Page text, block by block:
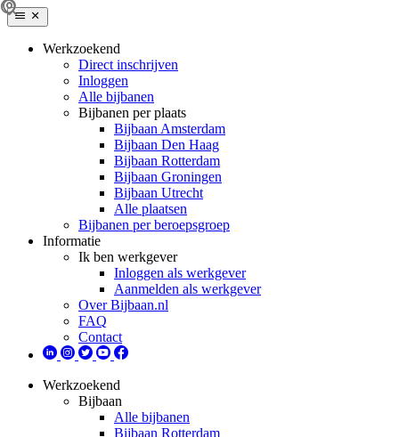
Werkzoekend
Direct inschrijven
Inloggen
Alle bijbanen
Bijbanen per plaats
Bijbaan Amsterdam
Bijbaan Den Haag
Bijbaan Rotterdam
Bijbaan Groningen
Bijbaan Utrecht
Alle plaatsen
Bijbanen per beroepsgroep
Informatie
Ik ben werkgever
Inloggen als werkgever
Aanmelden als werkgever
Over Bijbaan.nl
FAQ
Contact
Werkzoekend
Bijbaan
Alle bijbanen
Bijbaan Rotterdam